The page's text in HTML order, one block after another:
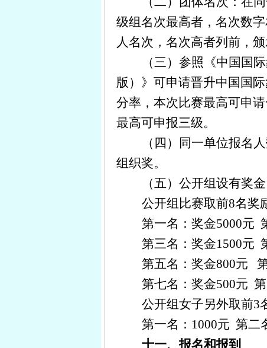
级组名次最高者，名次数
人名次，名次高者列前，颁
（三）参照《中国国
版）》可申请晋升中国国
分率，本次比赛最高可申
最高可申报三级。
（四）同一单位报名
组织奖。
（五）公开组设有奖
公开组比赛取前8名奖
第一名：奖金5000元
第三名：奖金1500元
第五名：奖金800元
第七名：奖金500元
公开组女子另外取前3
第一名：1000元 第二
十一、报名和报到